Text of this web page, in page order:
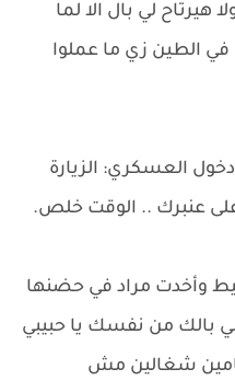
هيرتاح لي بال الا لما
الطين زي ما عملوا
العسكري: الزيارة
عنبرك .. الوقت خلص.
وأخدت مراد في حضنها
بالك من نفسك يا حبيبي
شغالين مش